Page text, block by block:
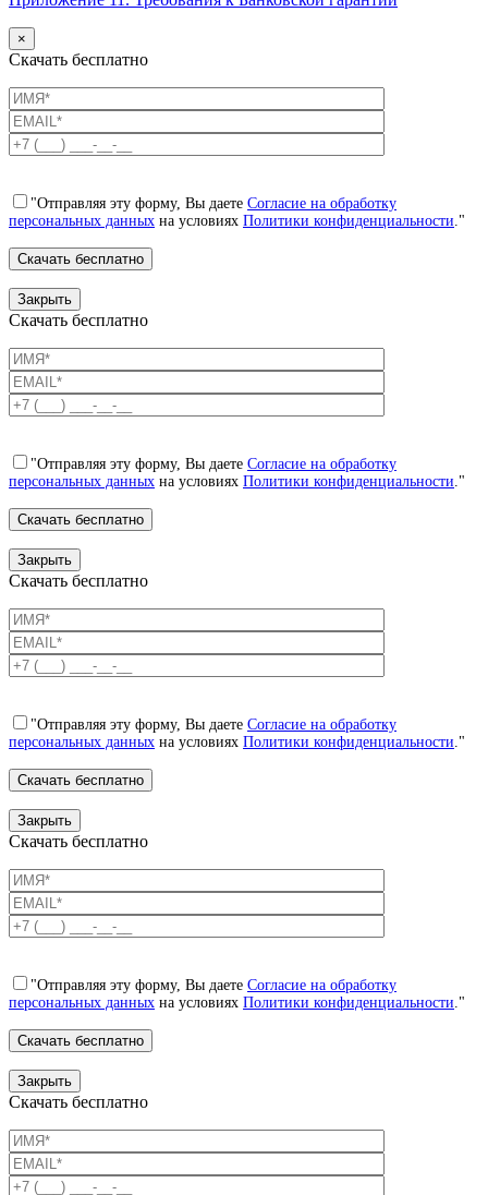
×
Скачать бесплатно
"Отправляя эту форму, Вы даете Согласие на обработку
персональных данных на условиях Политики конфиденциальности."
Закрыть
Скачать бесплатно
"Отправляя эту форму, Вы даете Согласие на обработку
персональных данных на условиях Политики конфиденциальности."
Закрыть
Скачать бесплатно
"Отправляя эту форму, Вы даете Согласие на обработку
персональных данных на условиях Политики конфиденциальности."
Закрыть
Скачать бесплатно
"Отправляя эту форму, Вы даете Согласие на обработку
персональных данных на условиях Политики конфиденциальности."
Закрыть
Скачать бесплатно